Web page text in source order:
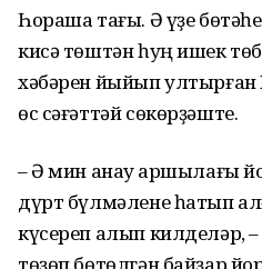
Һораша тағы. Ə үҙе
кисə тɵштəн һуң ишек
хəбəрен йыйып ултырған
ɵс сəғəттəй сɵкɵрҙəште.
– Ə мин анау ҡаршылағы
дүрт бүлмəлене һатып
күсереп алып килделəр,